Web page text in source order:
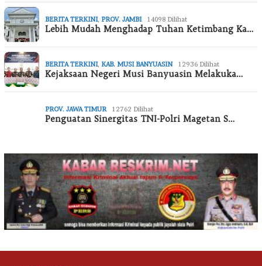
BERITA TERKINI, PROV. JAMBI 14098 Dilihat
Lebih Mudah Menghadap Tuhan Ketimbang Ka…
BERITA TERKINI, KAB. MUSI BANYUASIN 12936 Dilihat
Kejaksaan Negeri Musi Banyuasin Melakuka…
PROV. JAWA TIMUR 12762 Dilihat
Penguatan Sinergitas TNI-Polri Magetan S…